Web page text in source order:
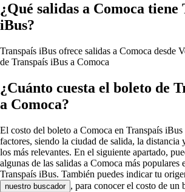
¿Qué salidas a Comoca tiene
iBus?
Transpaís iBus ofrece salidas a Comoca desde
de Transpaís iBus a Comoca
¿Cuánto cuesta el boleto de
a Comoca?
El costo del boleto a Comoca en Transpaís iBus
factores, siendo la ciudad de salida, la
los más relevantes. En el siguiente apartado,
algunas de las salidas a Comoca más populares
Transpaís iBus. También puedes indicar tu
nuestro buscador , para conocer el costo de un